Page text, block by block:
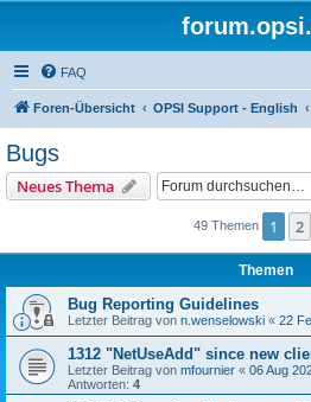
FAQ
Foren-Übersicht OPSI Support - English
Bugs
Neues Thema
49 Themen 1 2
Themen
Bug Reporting Guidelines
Letzter Beitrag von n.wenselowski « 22
1312 "NetUseAdd" since new
Letzter Beitrag von mfournier « 06 Aug
Antworten: 4